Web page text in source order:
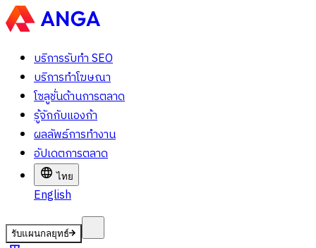
บริการรับทำ SEO
บริการทำโฆษณา
โซลูชั่นด้านการตลาด
รู้จักกับแองก้า
ผลลัพธ์การทำงาน
อัปเดตการตลาด
ไทย
English
รับแผนกลยุทธ์